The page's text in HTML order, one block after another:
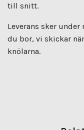
till snitt.
Leverans sker
du bor, vi skickar
knölarna.